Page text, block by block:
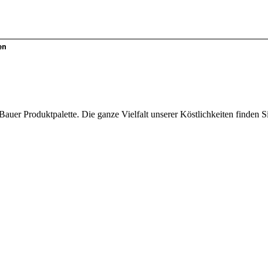
Produktpalette. Die ganze Vielfalt unserer Köstlichkeiten finden